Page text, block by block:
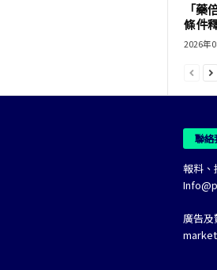
「藥
條件
2026年
聯絡
報料、
廣告及